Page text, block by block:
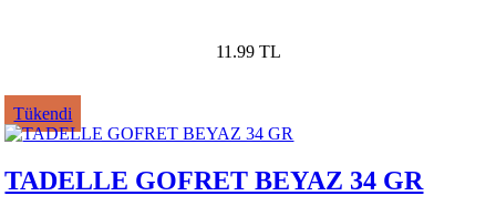
11.99 TL
Tükendi
TADELLE GOFRET BEYAZ 34 GR